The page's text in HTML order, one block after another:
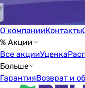
О компанииКонтакты
% Акции
Все акцииУценка
Больше
ГарантияВозврат и